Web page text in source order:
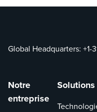
Global Headquarters: +1-
Notre
entreprise
Solutions